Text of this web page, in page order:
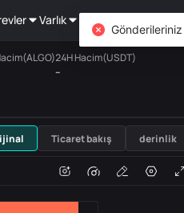
Varlık DiCard
24H Hacim(USDT)
--
USDT
hacim
Ticaret bakış derinlik
Gönderileriniz